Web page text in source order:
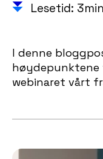
Lesetid:
I denne
høydepunktene
webinaret vårt